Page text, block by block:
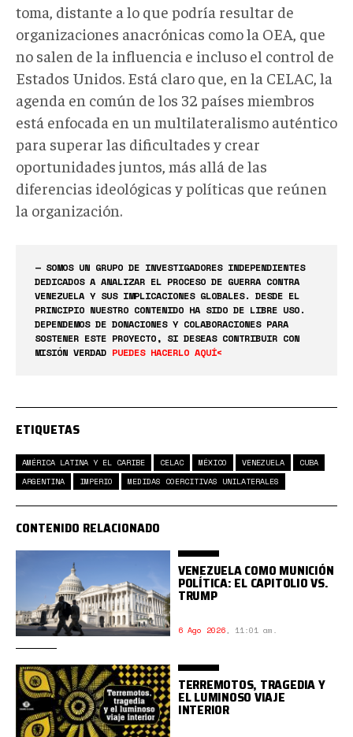
toma, distante a lo que podría resultar de
organizaciones anacrónicas como la OEA, que
no salen de la influencia e incluso el control de
Estados Unidos. Está claro que, en la CELAC, la
agenda en común de los 32 países miembros
está enfocada en un multilateralismo auténtico
para superar las dificultades y crear
oportunidades juntos, más allá de las
diferencias ideológicas y políticas que reúnen
la organización.
— SOMOS UN GRUPO DE INVESTIGADORES INDEPENDIENTES
DEDICADOS A ANALIZAR EL PROCESO DE GUERRA CONTRA
VENEZUELA Y SUS IMPLICACIONES GLOBALES. DESDE EL
PRINCIPIO NUESTRO CONTENIDO HA SIDO DE LIBRE USO.
DEPENDEMOS DE DONACIONES Y COLABORACIONES PARA
SOSTENER ESTE PROYECTO, SI DESEAS CONTRIBUIR CON
MISIÓN VERDAD PUEDES HACERLO AQUÍ<
ETIQUETAS
AMÉRICA LATINA Y EL CARIBE CELAC MÉXICO VENEZUELA
CUBA
ARGENTINA
IMPERIO MEDIDAS COERCITIVAS UNILATERALES
CONTENIDO RELACIONADO
VENEZUELA COMO MUNICIÓN
POLÍTICA: EL CAPITOLIO VS.
TRUMP
6 Ago 2026, 11:01 am.
TERREMOTOS, TRAGEDIA Y
EL LUMINOSO VIAJE
INTERIOR